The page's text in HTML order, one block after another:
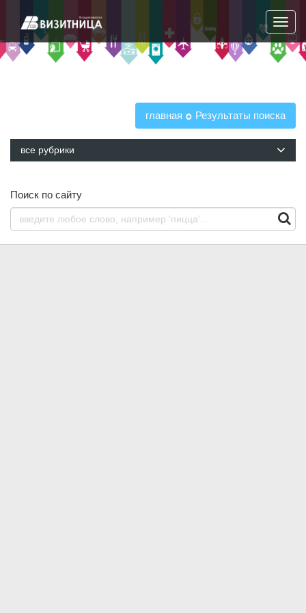
главная Результаты поиска
все рубрики
Поиск по сайту